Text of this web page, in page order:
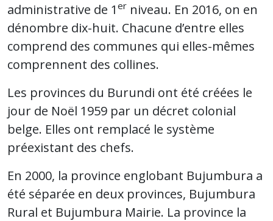
administrative de 1 er niveau. En 2016, on en
dénombre dix-huit. Chacune d’entre elles
comprend des communes qui elles-mêmes
comprennent des collines.
Les provinces du Burundi ont été créées le
jour de Noël 1959 par un décret colonial
belge. Elles ont remplacé le système
préexistant des chefs.
En 2000, la province englobant Bujumbura a
été séparée en deux provinces, Bujumbura
Rural et Bujumbura Mairie. La province la